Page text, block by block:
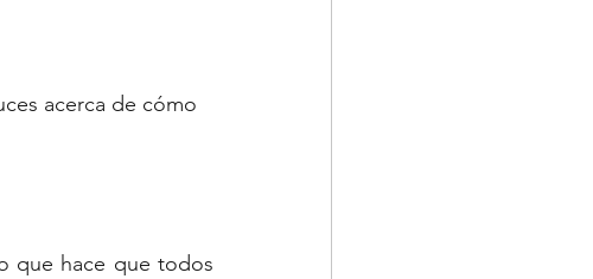
acerca de cómo
que hace que todos